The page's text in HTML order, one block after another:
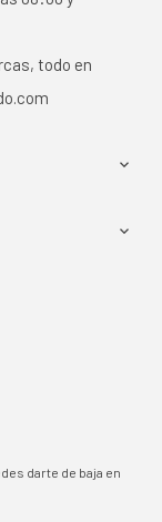
todo en


darte de baja en